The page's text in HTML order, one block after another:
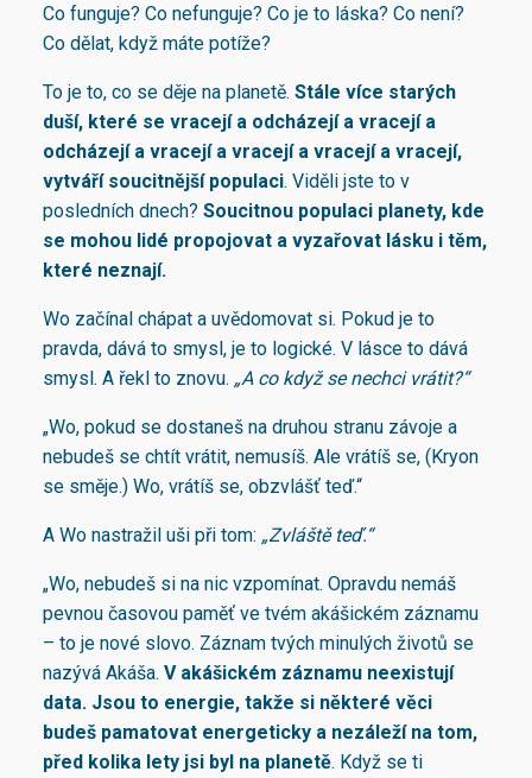
Co funguje? Co nefunguje? Co je to láska? Co není?
Co dělat, když máte potíže?
To je to, co se děje na planetě. Stále více starých
duší, které se vracejí a odcházejí a vracejí a
odcházejí a vracejí a vracejí a vracejí a vracejí,
vytváří soucitnější populaci. Viděli jste to v
posledních dnech? Soucitnou populaci planety, kde
se mohou lidé propojovat a vyzařovat lásku i těm,
které neznají.
Wo začínal chápat a uvědomovat si. Pokud je to
pravda, dává to smysl, je to logické. V lásce to dává
smysl. A řekl to znovu. „A co když se nechci vrátit?“
„Wo, pokud se dostaneš na druhou stranu závoje a
nebudeš se chtít vrátit, nemusíš. Ale vrátíš se, (Kryon
se směje.) Wo, vrátíš se, obzvlášť teď.“
A Wo nastražil uši při tom: „Zvláště teď.“
„Wo, nebudeš si na nic vzpomínat. Opravdu nemáš
pevnou časovou paměť ve tvém akášickém záznamu
– to je nové slovo. Záznam tvých minulých životů se
nazývá Akáša. V akášickém záznamu neexistují
data. Jsou to energie, takže si některé věci
budeš pamatovat energeticky a nezáleží na tom,
před kolika lety jsi byl na planetě. Když se ti